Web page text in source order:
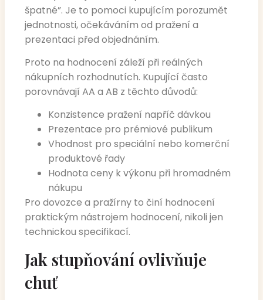
špatné”. Je to pomoci kupujícím porozumět
jednotnosti, očekáváním od pražení a
prezentaci před objednáním.
Proto na hodnocení záleží při reálných
nákupních rozhodnutích. Kupující často
porovnávají AA a AB z těchto důvodů:
Konzistence pražení napříč dávkou
Prezentace pro prémiové publikum
Vhodnost pro speciální nebo komerční
produktové řady
Hodnota ceny k výkonu při hromadném
nákupu
Pro dovozce a pražírny to činí hodnocení
praktickým nástrojem hodnocení, nikoli jen
technickou specifikací.
Jak stupňování ovlivňuje
chuť